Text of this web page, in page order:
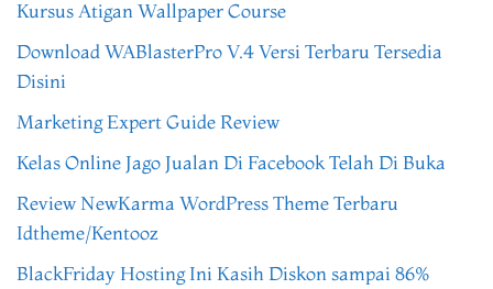
Kursus Atigan Wallpaper Course
Download WABlasterPro V.4 Versi Terbaru Tersedia
Disini
Marketing Expert Guide Review
Kelas Online Jago Jualan Di Facebook Telah Di Buka
Review NewKarma WordPress Theme Terbaru
Idtheme/Kentooz
BlackFriday Hosting Ini Kasih Diskon sampai 86%